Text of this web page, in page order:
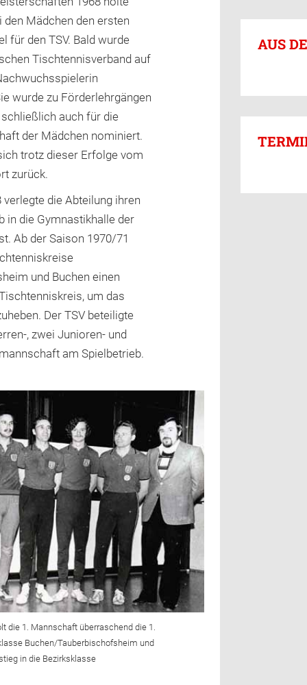
den Mädchen den ersten
für den TSV. Bald wurde
Tischtennisverband auf
wurde zu Förderlehrgängen
auch für die
der Mädchen nominiert.
trotz dieser Erfolge vom
zurück.
die Abteilung ihren
in die Gymnastikhalle der
Ab der Saison 1970/71
und Buchen einen
um das
Der TSV beteiligte
, zwei Junioren- und
am Spielbetrieb.
die 1. Mannschaft überraschend die 1.
Buchen/Tauberbischofsheim und
in die Bezirksklasse
AUS